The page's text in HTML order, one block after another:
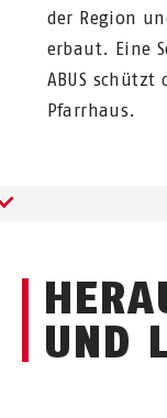
der Region
erbaut. Eine
ABUS
Pfarrhaus.
UND